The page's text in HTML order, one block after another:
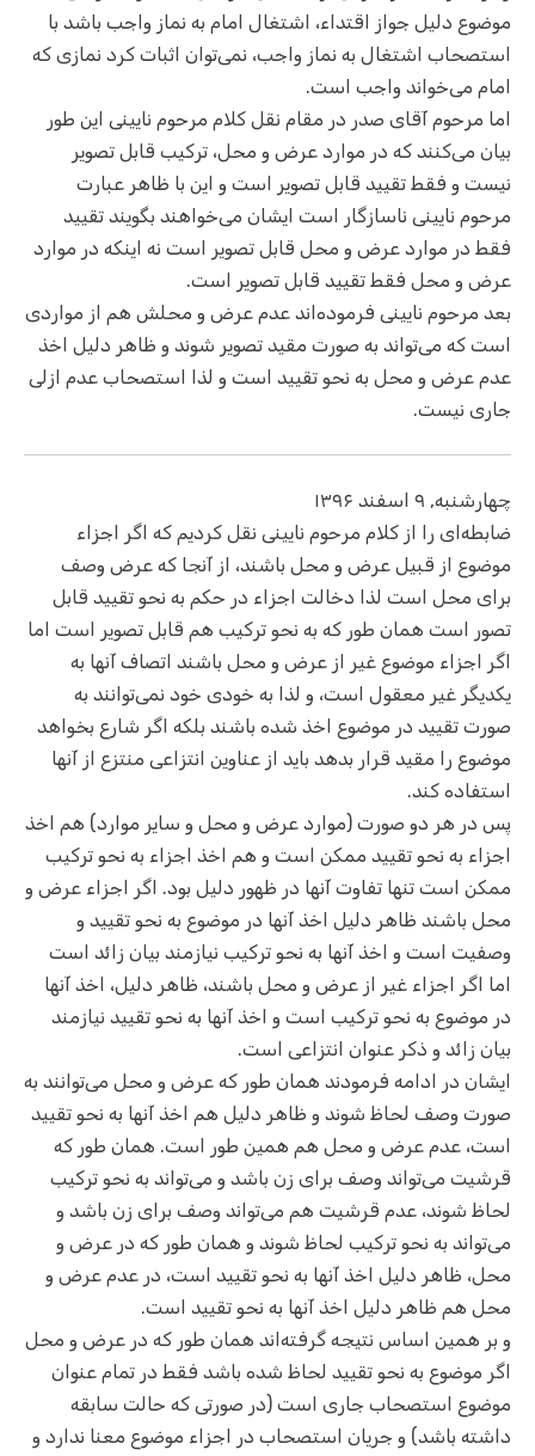
موضوع دلیل جواز اقتداء، اشتغال امام به نماز واجب باشد با
استصحاب اشتغال به نماز واجب، نمی‌توان اثبات کرد نمازی که
امام می‌خواند واجب است.
اما مرحوم آقای صدر در مقام نقل کلام مرحوم نایینی این طور
بیان می‌کنند که در موارد عرض و محل، ترکیب قابل تصویر
نیست و فقط تقیید قابل تصویر است و این با ظاهر عبارت
مرحوم نایینی ناسازگار است ایشان می‌خواهند بگویند تقیید
فقط در موارد عرض و محل قابل تصویر است نه اینکه در موارد
عرض و محل فقط تقیید قابل تصویر است.
بعد مرحوم نایینی فرموده‌اند عدم عرض و محلش هم از مواردی
است که می‌تواند به صورت مقید تصویر شوند و ظاهر دلیل اخذ
عدم عرض و محل به نحو تقیید است و لذا استصحاب عدم ازلی
جاری نیست.
چهارشنبه, ۹ اسفند ۱۳۹۶
ضابطه‌ای را از کلام مرحوم نایینی نقل کردیم که اگر اجزاء
موضوع از قبیل عرض و محل باشند، از آنجا که عرض وصف
برای محل است لذا دخالت اجزاء در حکم به نحو تقیید قابل
تصور است همان طور که به نحو ترکیب هم قابل تصویر است اما
اگر اجزاء موضوع غیر از عرض و محل باشند اتصاف آنها به
یکدیگر غیر معقول است، و لذا به خودی خود نمی‌توانند به
صورت تقیید در موضوع اخذ شده باشند بلکه اگر شارع بخواهد
موضوع را مقید قرار بدهد باید از عناوین انتزاعی منتزع از آنها
استفاده کند.
پس در هر دو صورت (موارد عرض و محل و سایر موارد) هم اخذ
اجزاء به نحو تقیید ممکن است و هم اخذ اجزاء به نحو ترکیب
ممکن است تنها تفاوت آنها در ظهور دلیل بود. اگر اجزاء عرض و
محل باشند ظاهر دلیل اخذ آنها در موضوع به نحو تقیید و
وصفیت است و اخذ آنها به نحو ترکیب نیازمند بیان زائد است
اما اگر اجزاء غیر از عرض و محل باشند، ظاهر دلیل، اخذ آنها
در موضوع به نحو ترکیب است و اخذ آنها به نحو تقیید نیازمند
بیان زائد و ذکر عنوان انتزاعی است.
ایشان در ادامه فرمودند همان طور که عرض و محل می‌توانند به
صورت وصف لحاظ شوند و ظاهر دلیل هم اخذ آنها به نحو تقیید
است، عدم عرض و محل هم همین طور است. همان طور که
قرشیت می‌تواند وصف برای زن باشد و می‌تواند به نحو ترکیب
لحاظ شوند، عدم قرشیت هم می‌تواند وصف برای زن باشد و
می‌تواند به نحو ترکیب لحاظ شوند و همان طور که در عرض و
محل،‌ ظاهر دلیل اخذ آنها به نحو تقیید است، در عدم عرض و
محل هم ظاهر دلیل اخذ آنها به نحو تقیید است.
و بر همین اساس نتیجه گرفته‌اند همان طور که در عرض و محل
اگر موضوع به نحو تقیید لحاظ شده باشد فقط در تمام عنوان
موضوع استصحاب جاری است (در صورتی که حالت سابقه
داشته باشد) و جریان استصحاب در اجزاء موضوع معنا ندارد و